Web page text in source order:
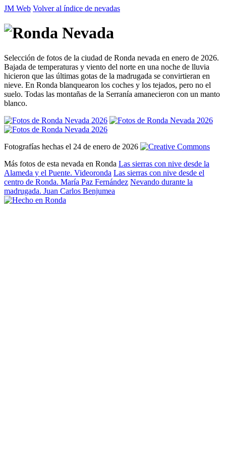
JM Web Volver al índice de nevadas
Selección de fotos de la ciudad de Ronda nevada en enero de 2026.
Bajada de temperaturas y viento del norte en una noche de lluvia
hicieron que las últimas gotas de la madrugada se convirtieran en
nieve. En Ronda blanquearon los coches y los tejados, pero no el
suelo. Todas las montañas de la Serranía amanecieron con un manto
blanco.
Fotografías hechas el 24 de enero de 2026
Más fotos de esta nevada en Ronda Las sierras con nive desde la
Alameda y el Puente. Videoronda Las sierras con nive desde el
centro de Ronda. María Paz Fernández Nevando durante la
madrugada. Juan Carlos Benjumea